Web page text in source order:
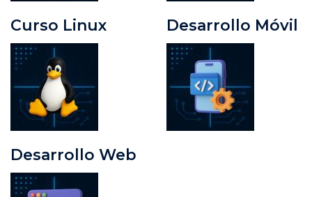
Curso Linux Desarrollo Móvil
Desarrollo Web